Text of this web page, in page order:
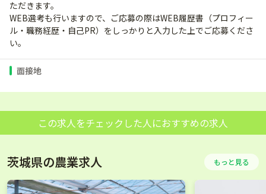
ただきます。
WEB選考も行いますので、ご応募の際はWEB履歴書（プロフィー
ル・職務経歴・自己PR）をしっかりと入力した上でご応募くださ
い。
面接地
この求人をチェックした人におすすめの求人
茨城県の農業求人 もっと見る